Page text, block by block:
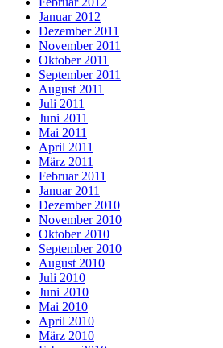
Januar 2012
Dezember 2011
November 2011
Oktober 2011
September 2011
August 2011
Juli 2011
Juni 2011
Mai 2011
April 2011
März 2011
Februar 2011
Januar 2011
Dezember 2010
November 2010
Oktober 2010
September 2010
August 2010
Juli 2010
Juni 2010
Mai 2010
April 2010
März 2010